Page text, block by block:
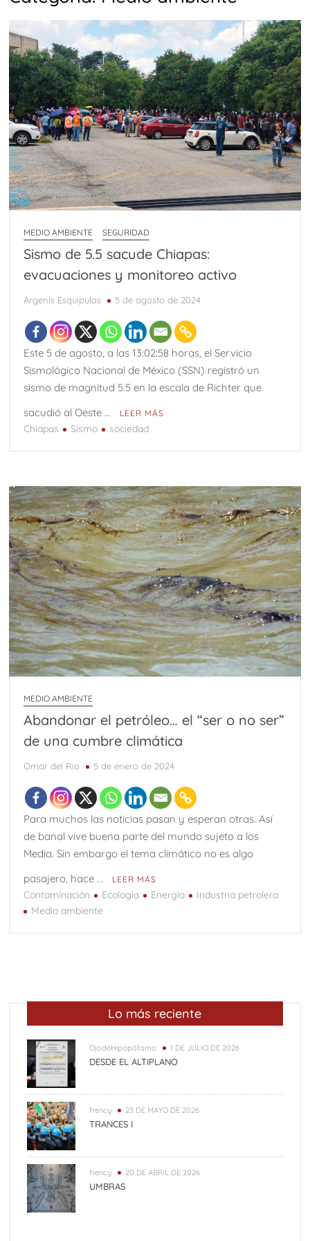
MEDIO AMBIENTE SEGURIDAD
Sismo de 5.5 sacude Chiapas:
evacuaciones y monitoreo activo
Argenis Esquipulas 5 de agosto de 2024
Este 5 de agosto, a las 13:02:58 horas, el Servicio
Sismológico Nacional de México (SSN) registró un
sismo de magnitud 5.5 en la escala de Richter que
sacudió al Oeste …
LEER MÁS
Chiapas Sismo sociedad
MEDIO AMBIENTE
Abandonar el petróleo… el “ser o no ser”
de una cumbre climática
Omar del Rio 5 de enero de 2024
Para muchos las noticias pasan y esperan otras. Así
de banal vive buena parte del mundo sujeto a los
Media. Sin embargo el tema climático no es algo
pasajero, hace …
LEER MÁS
Contaminación Ecología Energía
Industria petrolera
Medio ambiente
Lo más reciente
OjodeHipopótamo 1 DE JULIO DE 2026
DESDE EL ALTIPLANO
frency 23 DE MAYO DE 2026
TRANCES I
frency 20 DE ABRIL DE 2026
UMBRAS